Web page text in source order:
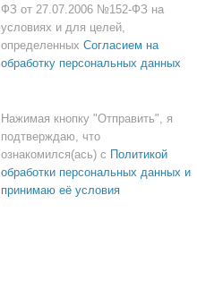
ФЗ от 27.07.2006 №152-ФЗ на
условиях и для целей,
определенных Согласием на
обработку персональных данных
Нажимая кнопку "Отправить", я
подтверждаю, что
ознакомился(ась) с Политикой
обработки персональных данных и
принимаю её условия